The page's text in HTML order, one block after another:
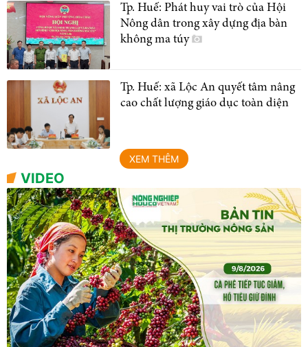
Tp. Huế: Phát huy vai trò của Hội
Nông dân trong xây dựng địa bàn
không ma túy
Tp. Huế: xã Lộc An quyết tâm nâng
cao chất lượng giáo dục toàn diện
XEM THÊM
VIDEO